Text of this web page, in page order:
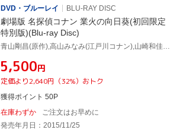
DVD・ブルーレイ
BLU-RAY DISC
劇場版 名探偵コナン 業火の向日葵(初回限定
特別版)(Blu-ray Disc)
青山剛昌(原作),高山みなみ(江戸川コナン),山崎和佳奈(毛利蘭),小山力也(毛利小五郎),須藤昌朋(キャラクターデザイン、総作画監督),大野克夫(音楽)
¥5,500円
定価より2,640円（32%）おトク
獲得ポイント 50P
在庫わずか
ご注文はお早めに
発売年月日：2015/11/25